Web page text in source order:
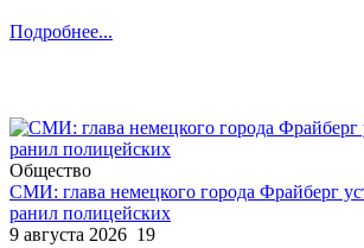
Подробнее...
Общество
СМИ: глава немецкого города Фрайберг
ранил полицейских
9 августа 2026 19